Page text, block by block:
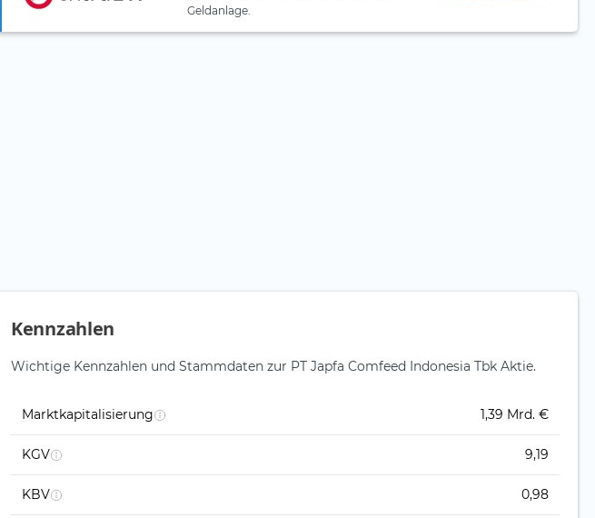
Geldanlage.
Kennzahlen
Wichtige Kennzahlen und Stammdaten zur PT Japfa Comfeed Indonesia Tbk Aktie.
Marktkapitalisierung 1,39 Mrd. €
KGV 9,19
KBV 0,98